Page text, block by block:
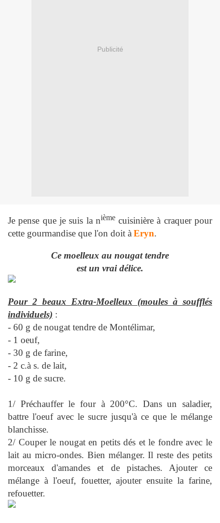
Publicité
Je pense que je suis la nièmecuisinière à craquer pour
cette gourmandise que l'on doit àEryn.
Ce moelleux au nougat tendre
est un vrai délice.
Pour 2 beaux Extra-Moelleux (moules à soufflés
individuels) :
- 60 g de nougat tendre de Montélimar,
- 1 oeuf,
- 30 g de farine,
- 2 c.à s. de lait,
- 10 g de sucre.
1/ Préchauffer le four à 200°C. Dans un saladier,
battre l'oeuf avec le sucre jusqu'à ce que le mélange
blanchisse.
2/ Couper le nougat en petits dés et le fondre avec le
lait au micro-ondes. Bien mélanger. Il reste des petits
morceaux d'amandes et de pistaches. Ajouter ce
mélange à l'oeuf, fouetter, ajouter ensuite la farine,
refouetter.